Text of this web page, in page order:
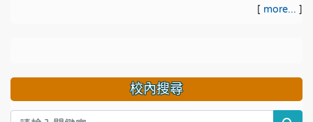
[ more... ]
校內搜尋